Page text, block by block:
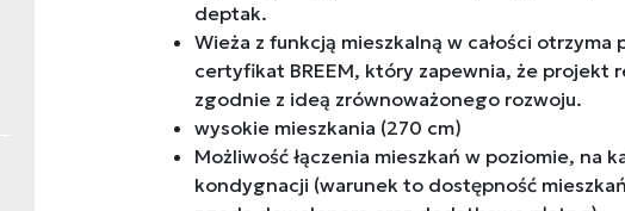
deptak.
Wieża z funkcją mieszkalną w całości otrzyma
certyfikat BREEM, który zapewnia, że projekt
zgodnie z ideą zrównoważonego rozwoju.
wysokie mieszkania (270 cm)
Możliwość łączenia mieszkań w poziomie, na
kondygnacji (warunek to dostępność